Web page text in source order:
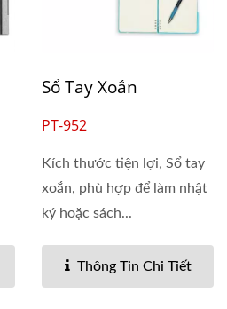
Sổ Tay Xoắn
PT-952
Kích thước tiện lợi, Sổ tay
xoắn, phù hợp để làm nhật
ký hoặc sách...
Thông Tin Chi Tiết